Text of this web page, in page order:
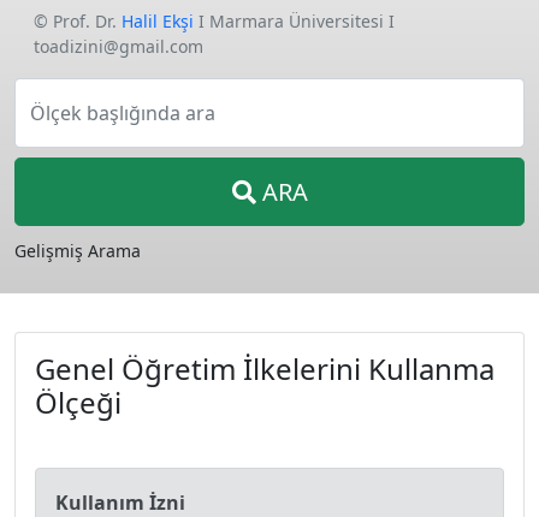
© Prof. Dr. Halil Ekşi I Marmara Üniversitesi I
toadizini@gmail.com
Ölçek başlığında ara
ARA
Gelişmiş Arama
Genel Öğretim İlkelerini Kullanma
Ölçeği
Kullanım İzni